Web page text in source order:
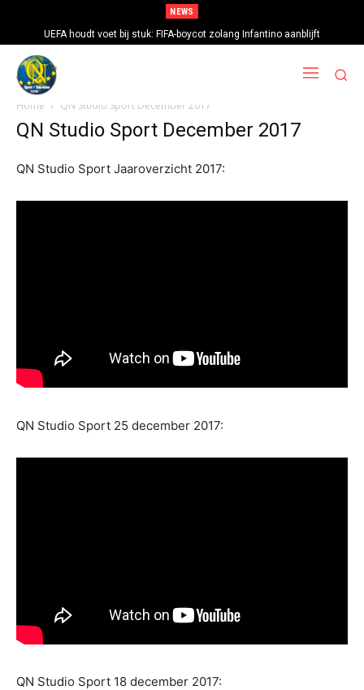
NEWS
UEFA houdt voet bij stuk: FIFA-boycot zolang Infantino aanblijft
Home QN Studio Sport December 2017
QN Studio Sport December 2017
QN Studio Sport Jaaroverzicht 2017:
QN Studio Sport 25 december 2017:
QN Studio Sport 18 december 2017: